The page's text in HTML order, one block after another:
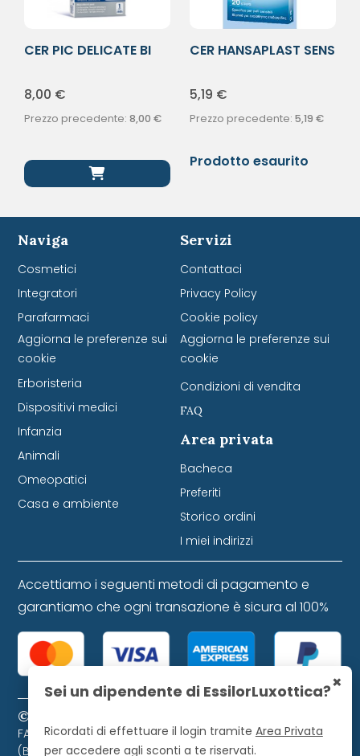
CER PIC DELICATE BI
8,00 €
Prezzo precedente: 8,00 €
CER HANSAPLAST SENS
5,19 €
Prezzo precedente: 5,19 €
Prodotto esaurito
Naviga
Cosmetici
Integratori
Parafarmaci
Aggiorna le preferenze sui
cookie
Erboristeria
Dispositivi medici
Infanzia
Animali
Omeopatici
Casa e ambiente
Servizi
Contattaci
Privacy Policy
Cookie policy
Aggiorna le preferenze sui
cookie
Condizioni di vendita
FAQ
Area privata
Bacheca
Preferiti
Storico ordini
I miei indirizzi
Accettiamo i seguenti metodi di pagamento e
garantiamo che ogni transazione è sicura al 100%
© 2024 Farmacia Favretti S.r.l. P. IVA 01271120253
FARMACIA FAVRETTI S.R.L. Piazza Libertà, 9 - 32021 Agordo
(BL). Farmacista direttore iscritto all'Ordine dei
×
Sei un dipendente di EssilorLuxottica?
Ricordati di effettuare il login tramite Area Privata
per accedere agli sconti a te riservati.